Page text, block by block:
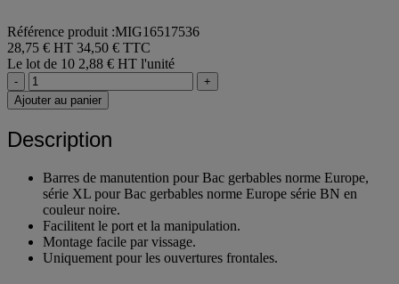
Référence produit :MIG16517536
28,75 € HT 34,50 € TTC
Le lot de 10 2,88 € HT l'unité
-
Description
Barres de manutention pour Bac gerbables norme Europe,
série XL pour Bac gerbables norme Europe série BN en
couleur noire.
Facilitent le port et la manipulation.
Montage facile par vissage.